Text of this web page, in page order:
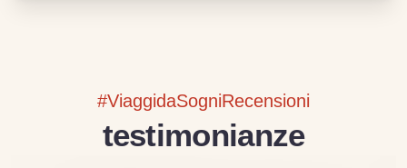
#ViaggidaSogniRecensioni
testimonianze